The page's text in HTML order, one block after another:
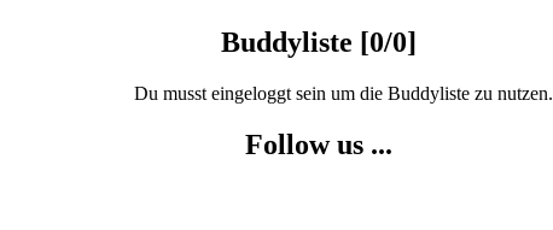
Buddyliste [0/0]
Du musst eingeloggt sein um die Buddyliste zu nutzen.
Follow us ...